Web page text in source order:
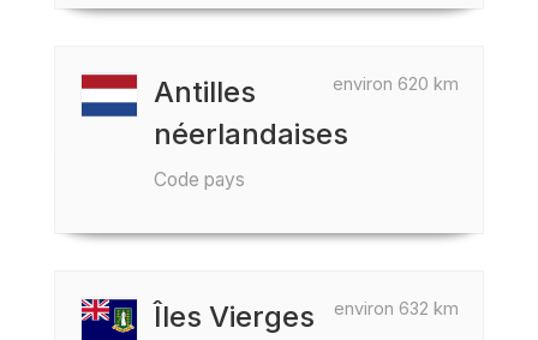
environ 620 km
Antilles
néerlandaises
Code pays
environ 632 km
Îles Vierges